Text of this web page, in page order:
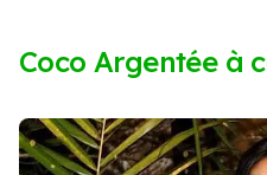
Coco Argentée à